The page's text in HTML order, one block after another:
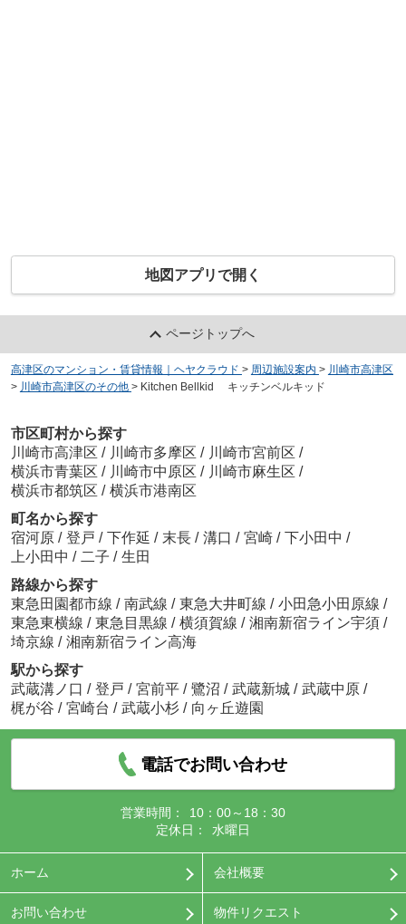
地図アプリで開く
ページトップへ
高津区のマンション・賃貸情報｜ヘヤクラウド > 周辺施設案内 > 川崎市高津区
> 川崎市高津区のその他 > Kitchen Bellkid キッチンベルキッド
市区町村から探す
川崎市高津区 / 川崎市多摩区 / 川崎市宮前区 /
横浜市青葉区 / 川崎市中原区 / 川崎市麻生区 /
横浜市都筑区 / 横浜市港南区
町名から探す
宿河原 / 登戸 / 下作延 / 末長 / 溝口 / 宮崎 / 下小田中 /
上小田中 / 二子 / 生田
路線から探す
東急田園都市線 / 南武線 / 東急大井町線 / 小田急小田原線 /
東急東横線 / 東急目黒線 / 横須賀線 / 湘南新宿ライン宇須 /
埼京線 / 湘南新宿ライン高海
駅から探す
武蔵溝ノ口 / 登戸 / 宮前平 / 鷺沼 / 武蔵新城 / 武蔵中原 /
梶が谷 / 宮崎台 / 武蔵小杉 / 向ヶ丘遊園
電話でお問い合わせ
営業時間：
10：00～18：30
定休日：
水曜日
ホーム 会社概要
お問い合わせ 物件リクエスト